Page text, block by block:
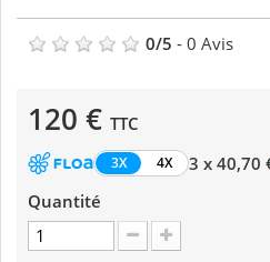
0/5 - 0 Avis
120 € TTC
3X 4X
3 x 40,70
Quantité